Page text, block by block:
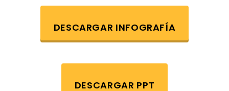
DESCARGAR INFOGRAFÍA
DESCARGAR PPT